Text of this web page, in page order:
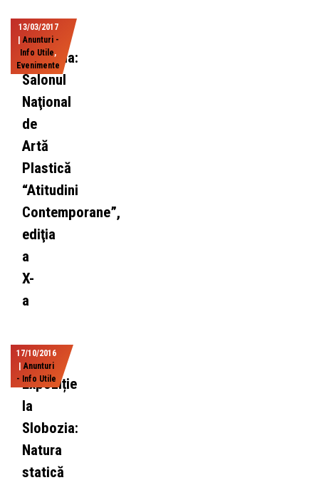
13/03/2017
|Anunturi -
Info Utile,
Evenimente
Slobozia:
Salonul
Naţional
de
Artă
Plastică
“Atitudini
Contemporane”,
ediţia
a
X-
a
17/10/2016
|Anunturi
- Info Utile
Expoziție
la
Slobozia:
Natura
statică